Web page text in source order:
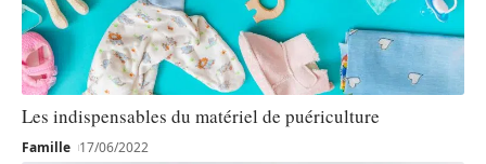
Les indispensables du matériel de puériculture
Famille 17/06/2022